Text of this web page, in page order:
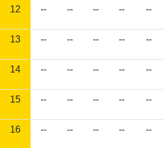
12 -- -- -- -- --
13 -- -- -- -- --
14 -- -- -- -- --
15 -- -- -- -- --
16 -- -- -- -- --